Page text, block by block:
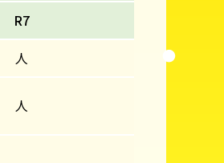
R7
人
人